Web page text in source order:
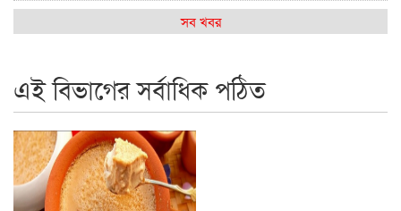
কেমন আছে আমাদের দেশের মধ্যবিত্তরা
রাজশাইন একাডেমির ফল প্রকাশ ও পুরস্কার বিতরণ
রাজশাহী কলেজের শিক্ষার্থী শাখাওয়াত পেলেন স্টার এক্সিলেন্স
অ্যাওয়ার্ড
বিশ্ব নদী বিবস উপলক্ষে নদী সুরক্ষায় নাওযাত্রা
সব খবর
এই বিভাগের সর্বাধিক পঠিত